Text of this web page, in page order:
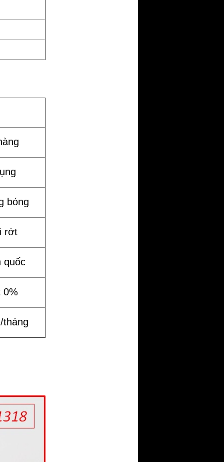
bóng
rớt
quốc
0%